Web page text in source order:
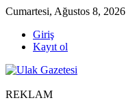
Cumartesi, Ağustos 8, 2026
Giriş
Kayıt ol
REKLAM